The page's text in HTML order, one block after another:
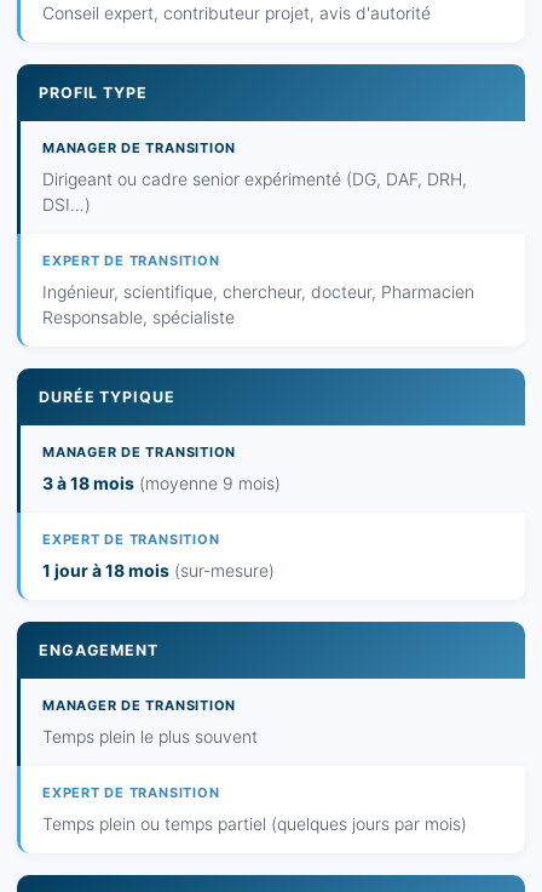
Conseil expert, contributeur projet, avis d'autorité
PROFIL TYPE
Dirigeant ou cadre senior expérimenté (DG, DAF, DRH,
DSI…)
Ingénieur, scientifique, chercheur, docteur, Pharmacien
Responsable, spécialiste
DURÉE TYPIQUE
3 à 18 mois (moyenne 9 mois)
1 jour à 18 mois (sur-mesure)
ENGAGEMENT
Temps plein le plus souvent
Temps plein ou temps partiel (quelques jours par mois)